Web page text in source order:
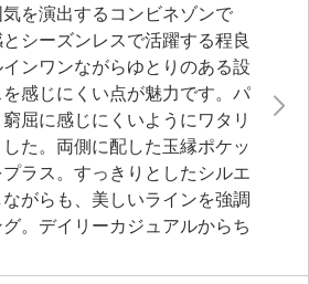
を演出するコンビネゾンで
シーズンレスで活躍する程良
ンワンながらゆとりのある設
感じにくい点が魅力です。パ
屈に感じにくいようにワタリ
た。両側に配した玉縁ポケッ
ラス。すっきりとしたシルエ
がらも、美しいラインを強調
。デイリーカジュアルからち
、さまざまなシーンで重宝し